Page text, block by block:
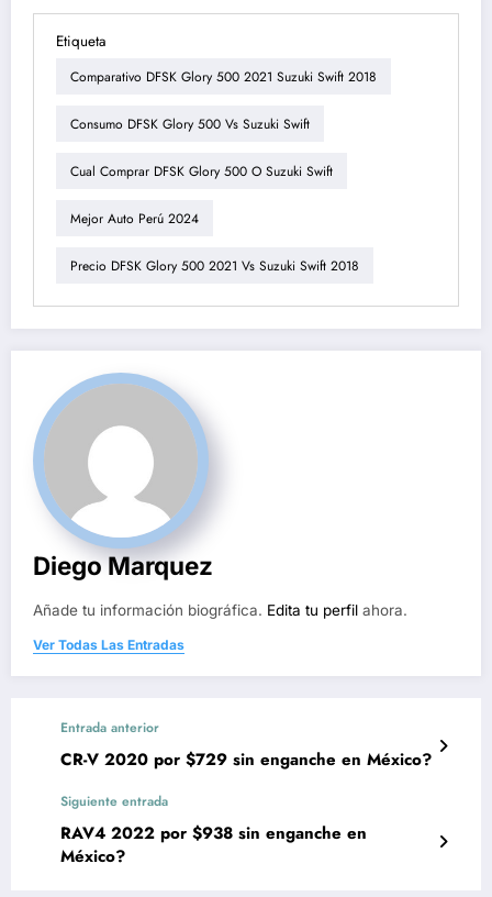
Etiqueta
Comparativo DFSK Glory 500 2021 Suzuki Swift 2018
Consumo DFSK Glory 500 Vs Suzuki Swift
Cual Comprar DFSK Glory 500 O Suzuki Swift
Mejor Auto Perú 2024
Precio DFSK Glory 500 2021 Vs Suzuki Swift 2018
Diego Marquez
Añade tu información biográfica. Edita tu perfil ahora.
Ver Todas Las Entradas
Entrada anterior
CR-V 2020 por $729 sin enganche en México?
Siguiente entrada
RAV4 2022 por $938 sin enganche en
México?